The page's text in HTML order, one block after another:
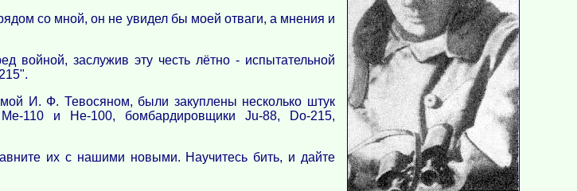
со мной, он не увидел бы моей отваги, а мнения и
войной, заслужив эту честь лётно - испытательной
И. Ф. Тевосяном, были закуплены несколько штук
110 и Не-100, бомбардировщики Ju-88, Do-215,
их с нашими новыми. Научитесь бить, и дайте